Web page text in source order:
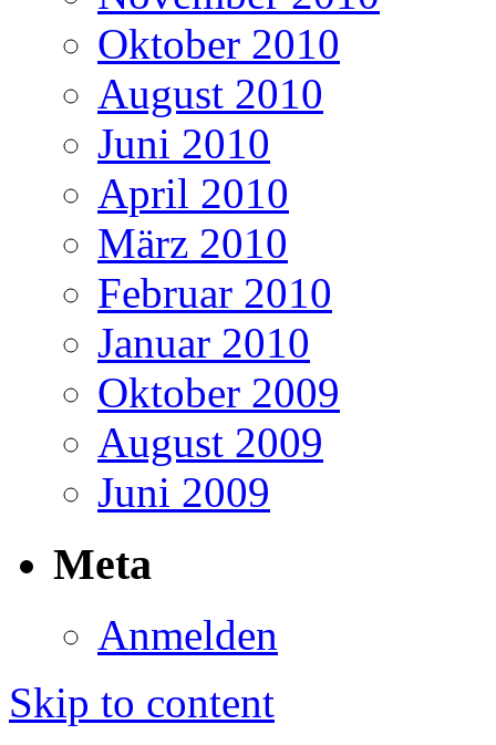
Oktober 2010
August 2010
Juni 2010
April 2010
März 2010
Februar 2010
Januar 2010
Oktober 2009
August 2009
Juni 2009
Meta
Anmelden
Skip to content